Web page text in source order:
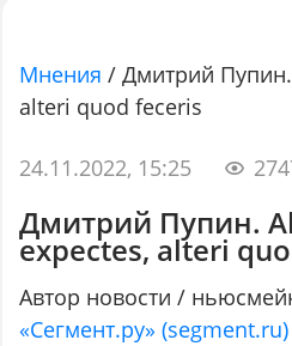
Мнения / Дмитрий
alteri quod feceris
24.11.2022, 15:25
Дмитрий Пупин.
expectes, alteri
Автор новости /
«Сегмент.ру» (segment.ru)